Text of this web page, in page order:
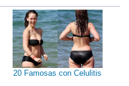
20 Famosas con Celulitis